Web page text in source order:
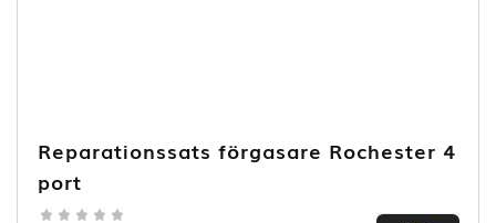
Reparationssats förgasare Rochester 4
port